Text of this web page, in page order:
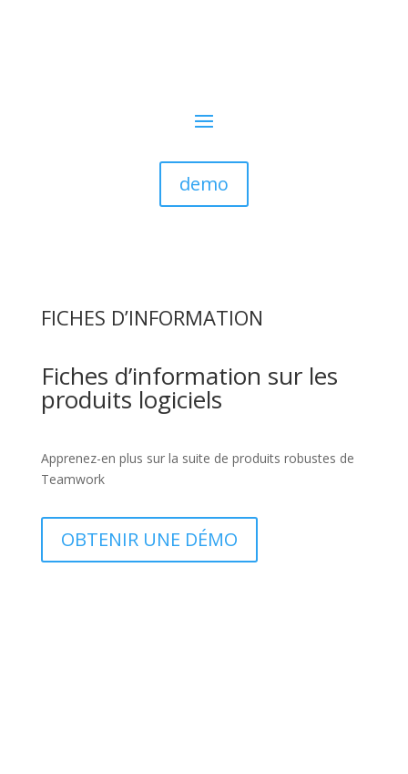
demo
FICHES D’INFORMATION
Fiches d’information sur les
produits logiciels
Apprenez-en plus sur la suite de produits robustes de
Teamwork
OBTENIR UNE DÉMO